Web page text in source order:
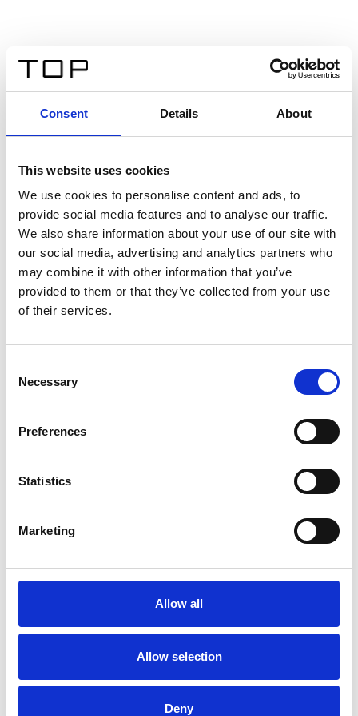
Consent Details About
This website uses cookies
We use cookies to personalise content and ads, to
provide social media features and to analyse our traffic.
We also share information about your use of our site with
our social media, advertising and analytics partners who
may combine it with other information that you’ve
provided to them or that they’ve collected from your use
of their services.
Selection
Necessary
Preferences
Statistics
Marketing
Allow all
Allow selection
Deny